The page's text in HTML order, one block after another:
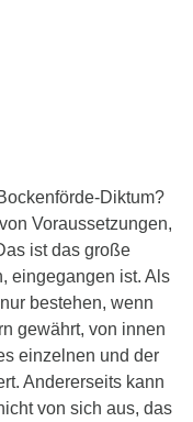
Diktum?
Voraussetzungen,
ist das große
eingegangen ist. Als
bestehen, wenn
gewährt, von innen
einzelnen und der
Andererseits kann
von sich aus, das